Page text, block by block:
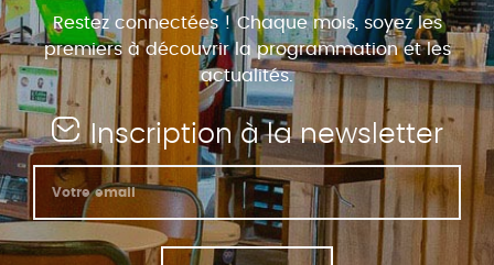
Restez connectées ! Chaque mois, soyez les
premiers à découvrir la programmation et les
actualités.
Inscription à la newsletter